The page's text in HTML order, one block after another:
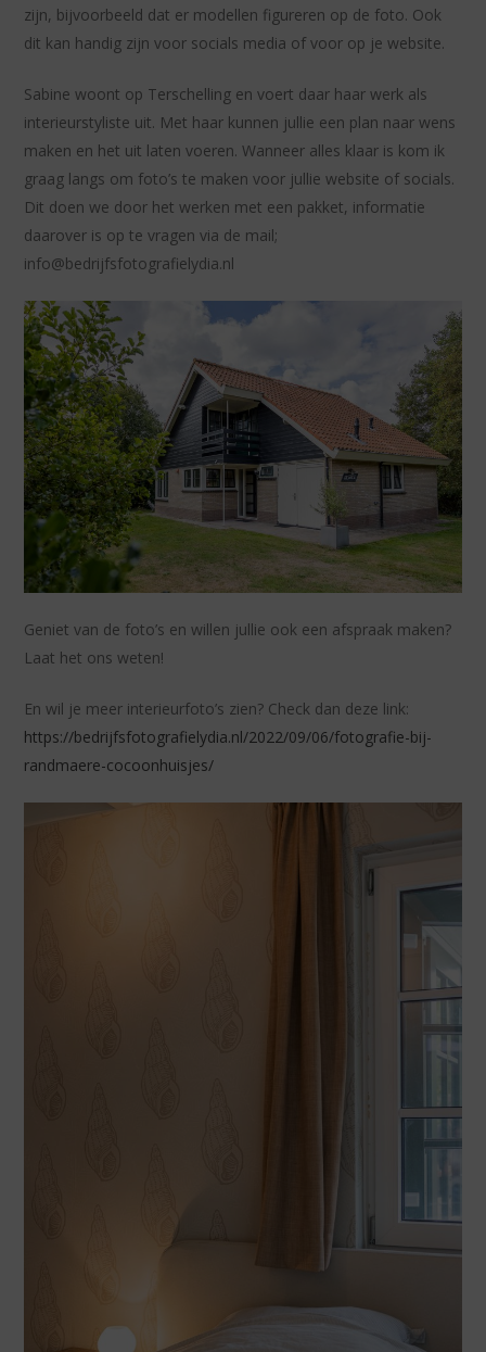
zijn, bijvoorbeeld dat er modellen figureren op de foto. Ook
dit kan handig zijn voor socials media of voor op je website.
Sabine woont op Terschelling en voert daar haar werk als
interieurstyliste uit. Met haar kunnen jullie een plan naar wens
maken en het uit laten voeren. Wanneer alles klaar is kom ik
graag langs om foto’s te maken voor jullie website of socials.
Dit doen we door het werken met een pakket, informatie
daarover is op te vragen via de mail;
info@bedrijfsfotografielydia.nl
Geniet van de foto’s en willen jullie ook een afspraak maken?
Laat het ons weten!
En wil je meer interieurfoto’s zien? Check dan deze link:
https://bedrijfsfotografielydia.nl/2022/09/06/fotografie-bij-
randmaere-cocoonhuisjes/